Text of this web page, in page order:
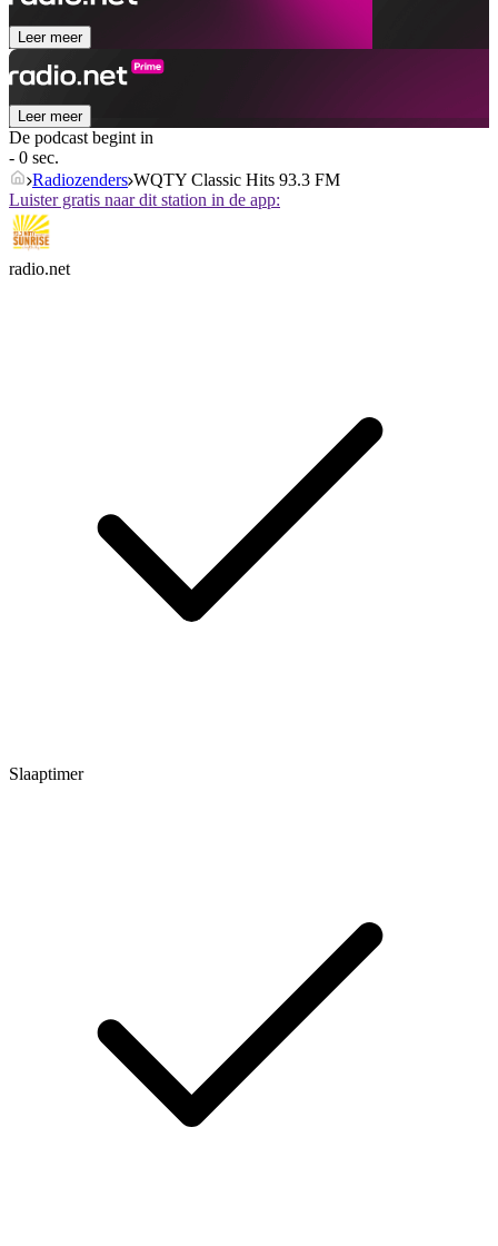
Leer meer
Leer meer
De podcast begint in
- 0 sec.
Radiozenders WQTY Classic Hits 93.3 FM
Luister gratis naar dit station in de app:
radio.net
Slaaptimer